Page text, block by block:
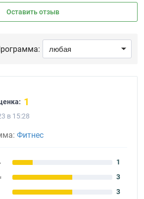
Оставить отзыв
1
в 15:28
Фитнес
1
3
3